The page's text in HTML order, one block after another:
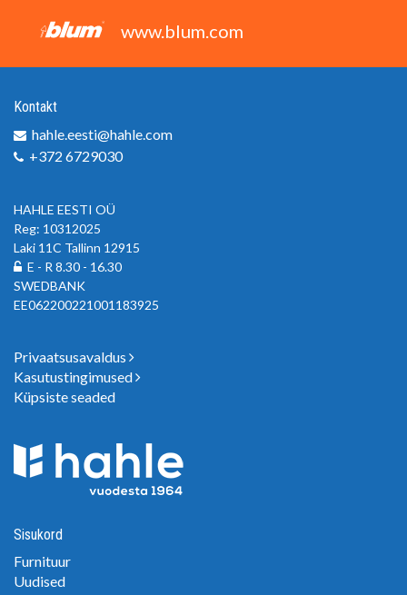
www.blum.com
Kontakt
hahle.eesti@hahle.com
+372 6729030
HAHLE EESTI OÜ
Reg: 10312025
Laki 11C Tallinn 12915
E - R 8.30 - 16.30
SWEDBANK
EE062200221001183925
Privaatsusavaldus
Kasutustingimused
Küpsiste seaded
Sisukord
Furnituur
Uudised